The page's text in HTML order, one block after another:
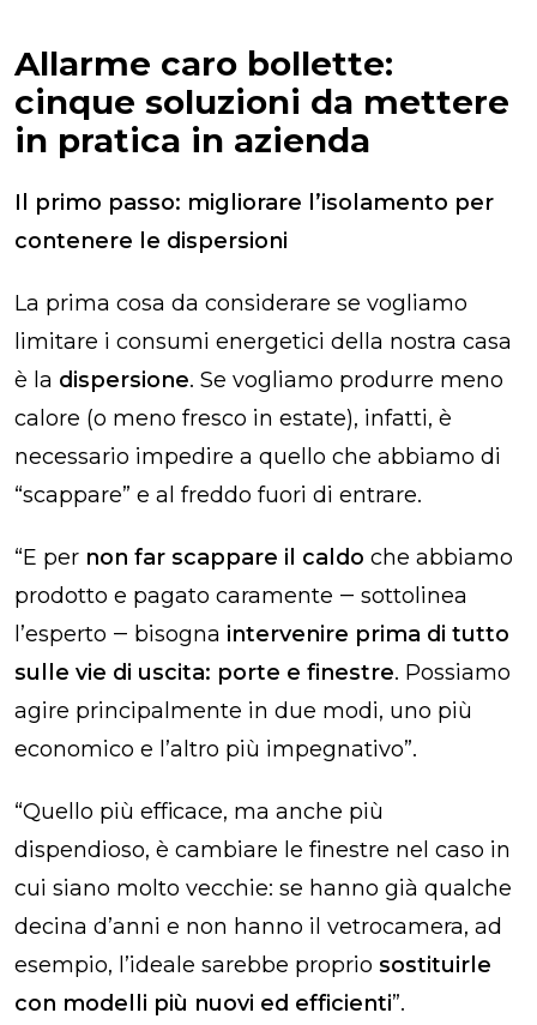
Allarme caro bollette:
cinque soluzioni da mettere
in pratica in azienda
Il primo passo: migliorare l’isolamento per
contenere le dispersioni
La prima cosa da considerare se vogliamo
limitare i consumi energetici della nostra casa
è la dispersione. Se vogliamo produrre meno
calore (o meno fresco in estate), infatti, è
necessario impedire a quello che abbiamo di
“scappare” e al freddo fuori di entrare.
“E per non far scappare il caldo che abbiamo
prodotto e pagato caramente ‒ sottolinea
l’esperto ‒ bisogna intervenire prima di tutto
sulle vie di uscita: porte e finestre. Possiamo
agire principalmente in due modi, uno più
economico e l’altro più impegnativo”.
“Quello più efficace, ma anche più
dispendioso, è cambiare le finestre nel caso in
cui siano molto vecchie: se hanno già qualche
decina d’anni e non hanno il vetrocamera, ad
esempio, l’ideale sarebbe proprio sostituirle
con modelli più nuovi ed efficienti”.